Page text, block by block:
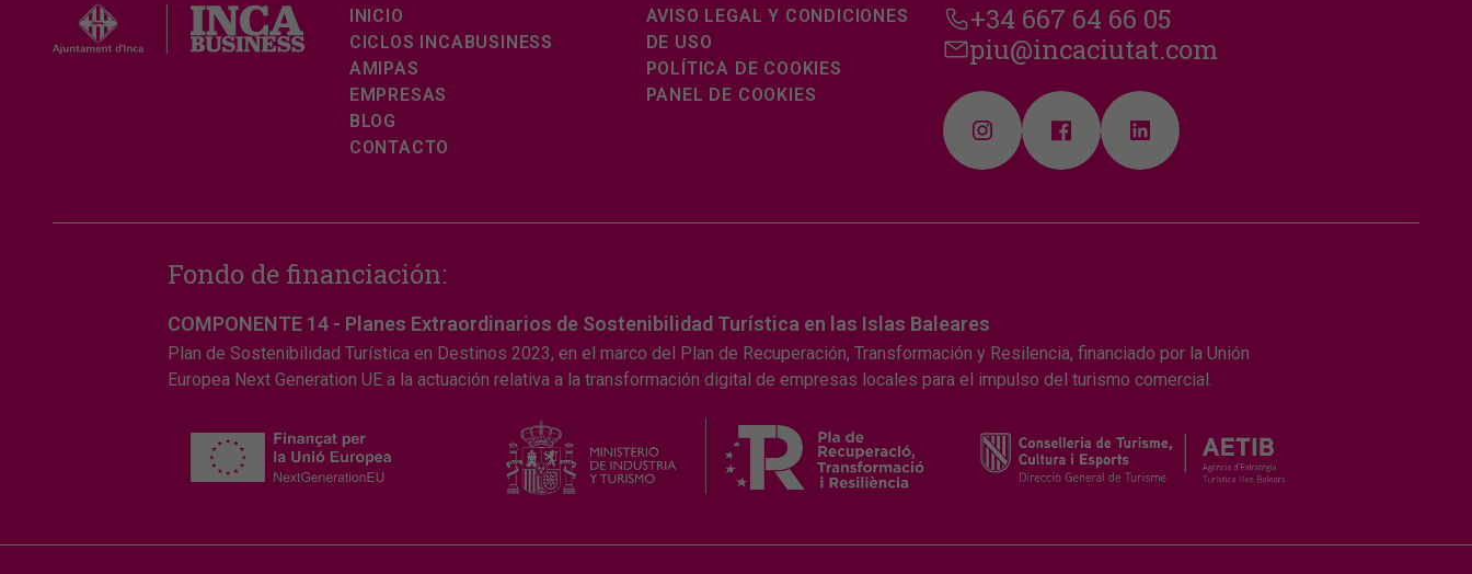
INICIO
CICLOS INCABUSINESS
AMIPAS
EMPRESAS
BLOG
CONTACTO
AVISO LEGAL Y CONDICIONES
DE USO
POLÍTICA DE COOKIES
PANEL DE COOKIES
+34 667 64 66 05
piu@incaciutat.com
Fondo de financiación:
COMPONENTE 14 - Planes Extraordinarios de Sostenibilidad Turística en las Islas Baleares
Plan de Sostenibilidad Turística en Destinos 2023, en el marco del Plan de Recuperación, Transformación y Resilencia, financiado por la Unión
Europea Next Generation UE a la actuación relativa a la transformación digital de empresas locales para el impulso del turismo comercial.